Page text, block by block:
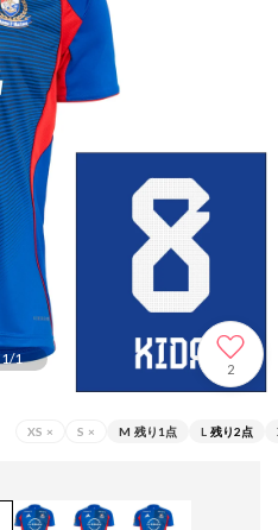
1/1
2
XS × S × M 残り1点 L 残り2点